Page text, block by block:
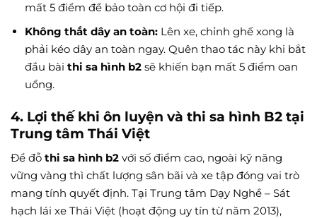
mất 5 điểm để bảo toàn cơ hội đi tiếp.
Không thắt dây an toàn:Lên xe, chỉnh ghế xong là
phải kéo dây an toàn ngay. Quên thao tác này khi bắt
đầu bài thi sa hình b2sẽ khiến bạn mất 5 điểm oan
uổng.
4. Lợi thế khi ôn luyện và thi sa hình B2 tại
Trung tâm Thái Việt
Để đỗ thi sa hình b2 với số điểm cao, ngoài kỹ năng
vững vàng thì chất lượng sân bãi và xe tập đóng vai trò
mang tính quyết định. Tại Trung tâm Dạy Nghề – Sát
hạch lái xe Thái Việt (hoạt động uy tín từ năm 2013),